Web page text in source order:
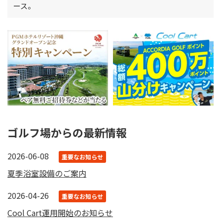
ース。
ゴルフ場からの最新情報
2026-06-08 重要なお知らせ
夏季浴室設備のご案内
2026-04-26
重要なお知らせ
Cool Cart運用開始のお知らせ